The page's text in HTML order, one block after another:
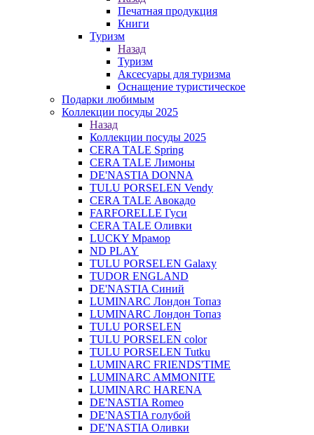
Печатная продукция
Книги
Туризм
Назад
Туризм
Аксесуары для туризма
Оснащение туристическое
Подарки любимым
Коллекции посуды 2025
Назад
Коллекции посуды 2025
CERA TALE Spring
CERA TALE Лимоны
DE'NASTIA DONNA
TULU PORSELEN Vendy
CERA TALE Авокадо
FARFORELLE Гуси
CERA TALE Оливки
LUCKY Мрамор
ND PLAY
TULU PORSELEN Galaxy
TUDOR ENGLAND
DE'NASTIA Синий
LUMINARC Лондон Топаз
LUMINARC Лондон Топаз
TULU PORSELEN
TULU PORSELEN color
TULU PORSELEN Tutku
LUMINARC FRIENDS'TIME
LUMINARC AMMONITE
LUMINARC HARENA
DE'NASTIA Romeo
DE'NASTIA голубой
DE'NASTIA Оливки